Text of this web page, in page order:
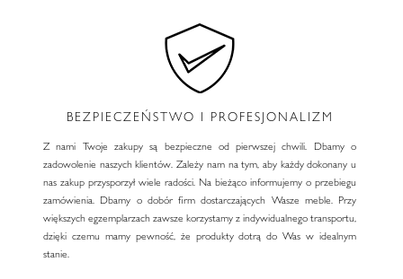
BEZPIECZEŃSTWO I PROFESJONALIZM
Z nami Twoje zakupy są bezpieczne od pierwszej chwili. Dbamy o
zadowolenie naszych klientów. Zależy nam na tym, aby każdy dokonany u
nas zakup przysporzył wiele radości. Na bieżąco informujemy o przebiegu
zamówienia. Dbamy o dobór firm dostarczających Wasze meble. Przy
większych egzemplarzach zawsze korzystamy z indywidualnego transportu,
dzięki czemu mamy pewność, że produkty dotrą do Was w idealnym
stanie.